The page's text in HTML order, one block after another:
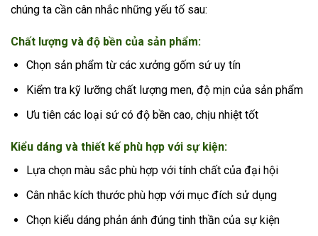
chúng ta cần cân nhắc những yếu tố sau:
Chất lượng và độ bền của sản phẩm:
Chọn sản phẩm từ các xưởng gốm sứ uy tín
Kiểm tra kỹ lưỡng chất lượng men, độ mịn của sản phẩm
Ưu tiên các loại sứ có độ bền cao, chịu nhiệt tốt
Kiểu dáng và thiết kế phù hợp với sự kiện:
Lựa chọn màu sắc phù hợp với tính chất của đại hội
Cân nhắc kích thước phù hợp với mục đích sử dụng
Chọn kiểu dáng phản ánh đúng tinh thần của sự kiện